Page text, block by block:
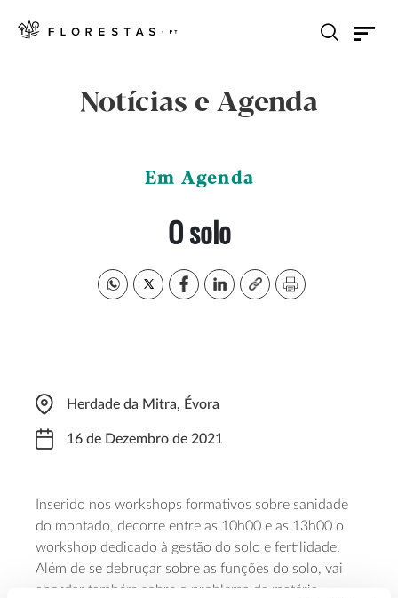
Notícias e Agenda
Em Agenda
O solo
Herdade da Mitra, Évora
16 de Dezembro de 2021
Inserido nos workshops formativos sobre sanidade
do montado, decorre entre as 10h00 e as 13h00 o
workshop dedicado à gestão do solo e fertilidade.
Além de se debruçar sobre as funções do solo, vai
abordar também sobre o problema da matéria